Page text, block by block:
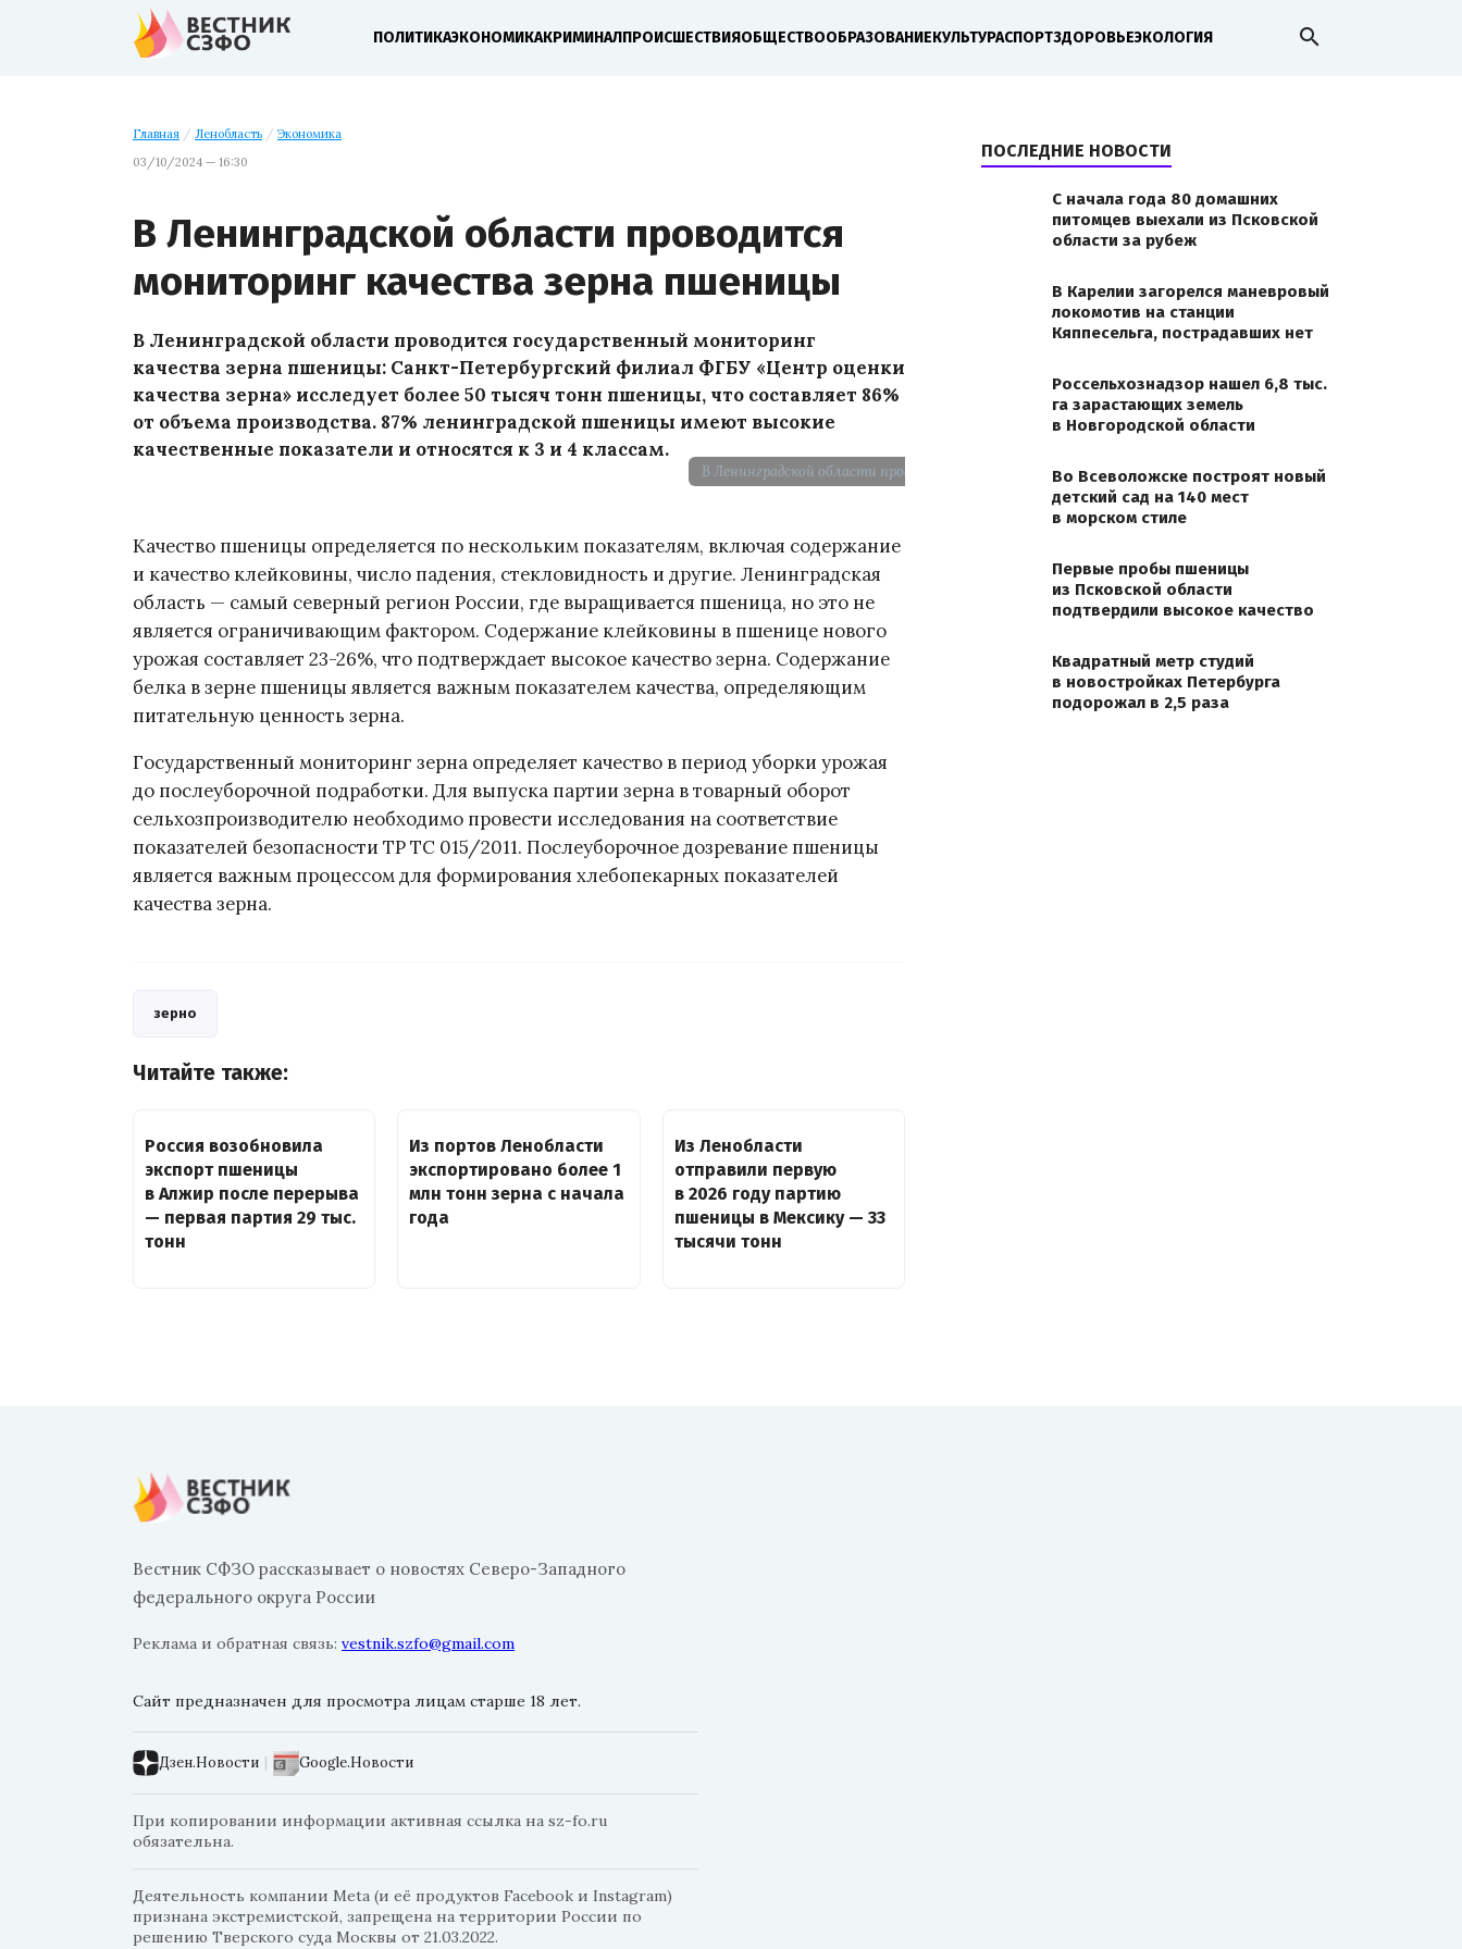
ПОЛИТИКАЭКОНОМИКАКРИМИНАЛПРОИСШЕСТВИЯОБЩЕСТВООБРАЗОВАНИЕКУЛЬТУРАСПОРТЗДОРОВЬЕЭКОЛОГИЯ search
Главная / Ленобласть / Экономика
03/10/2024 — 16:30
В Ленинградской области проводится
мониторинг качества зерна пшеницы
В Ленинградской области проводится государственный мониторинг
качества зерна пшеницы: Санкт-Петербургский филиал ФГБУ «Центр оценки
качества зерна» исследует более 50 тысяч тонн пшеницы, что составляет 86%
от объема производства. 87% ленинградской пшеницы имеют высокие
качественные показатели и относятся к 3 и 4 классам.
В Ленинградской области проводится мониторинг качества зерна пшеницы
Качество пшеницы определяется по нескольким показателям, включая содержание
и качество клейковины, число падения, стекловидность и другие. Ленинградская
область — самый северный регион России, где выращивается пшеница, но это не
является ограничивающим фактором. Содержание клейковины в пшенице нового
урожая составляет 23-26%, что подтверждает высокое качество зерна. Содержание
белка в зерне пшеницы является важным показателем качества, определяющим
питательную ценность зерна.
Государственный мониторинг зерна определяет качество в период уборки урожая
до послеуборочной подработки. Для выпуска партии зерна в товарный оборот
сельхозпроизводителю необходимо провести исследования на соответствие
показателей безопасности ТР ТС 015/2011. Послеуборочное дозревание пшеницы
является важным процессом для формирования хлебопекарных показателей
качества зерна.
зерно
Читайте также:
Россия возобновила
экспорт пшеницы
в Алжир после перерыва
— первая партия 29 тыс.
тонн
Из портов Ленобласти
экспортировано более 1
млн тонн зерна с начала
года
Из Ленобласти
отправили первую
в 2026 году партию
пшеницы в Мексику — 33
тысячи тонн
ПОСЛЕДНИЕ НОВОСТИ
С начала года 80 домашних
питомцев выехали из Псковской
области за рубеж
В Карелии загорелся маневровый
локомотив на станции
Кяппесельга, пострадавших нет
Россельхознадзор нашел 6,8 тыс.
га зарастающих земель
в Новгородской области
Во Всеволожске построят новый
детский сад на 140 мест
в морском стиле
Первые пробы пшеницы
из Псковской области
подтвердили высокое качество
Квадратный метр студий
в новостройках Петербурга
подорожал в 2,5 раза
Вестник СФЗО рассказывает о новостях Северо-Западного
федерального округа России
Реклама и обратная связь: vestnik.szfo@gmail.com
Сайт предназначен для просмотра лицам старше 18 лет.
Дзен.Новости | Google.Новости
При копировании информации активная ссылка на sz-fo.ru
обязательна.
Деятельность компании Meta (и её продуктов Facebook и Instagram)
признана экстремистской, запрещена на территории России по
решению Тверского суда Москвы от 21.03.2022.